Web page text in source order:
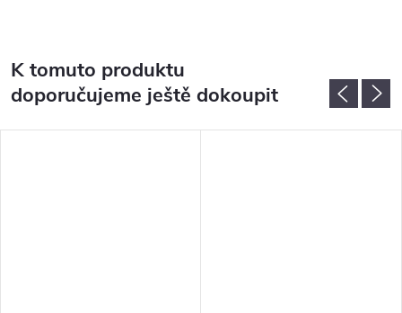
K tomuto produktu
doporučujeme ještě dokoupit